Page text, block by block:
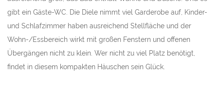
gibt ein Gäste-WC. Die Diele nimmt viel Garderobe auf, Kinder-
und Schlafzimmer haben ausreichend Stellfläche und der
Wohn-/Essbereich wirkt mit großen Fenstern und offenen
Übergängen nicht zu klein. Wer nicht zu viel Platz benötigt,
findet in diesem kompakten Häuschen sein Glück.